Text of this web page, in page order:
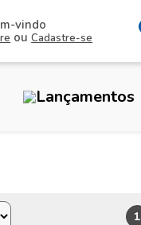
vindo
ouCadastre-se
Lançamentos
1